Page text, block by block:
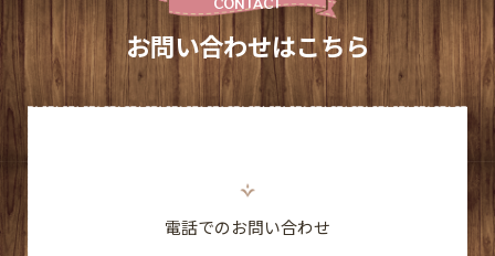
お問い合わせはこちら
電話でのお問い合わせ